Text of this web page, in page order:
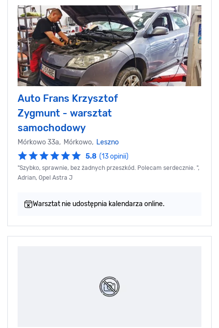
Auto Frans Krzysztof
Zygmunt - warsztat
samochodowy
Mórkowo 33a, Mórkowo, Leszno
5.8 (13 opinii)
"Szybko, sprawnie, bez żadnych przeszkód. Polecam serdecznie. ",
Adrian, Opel Astra J
Warsztat nie udostępnia kalendarza online.